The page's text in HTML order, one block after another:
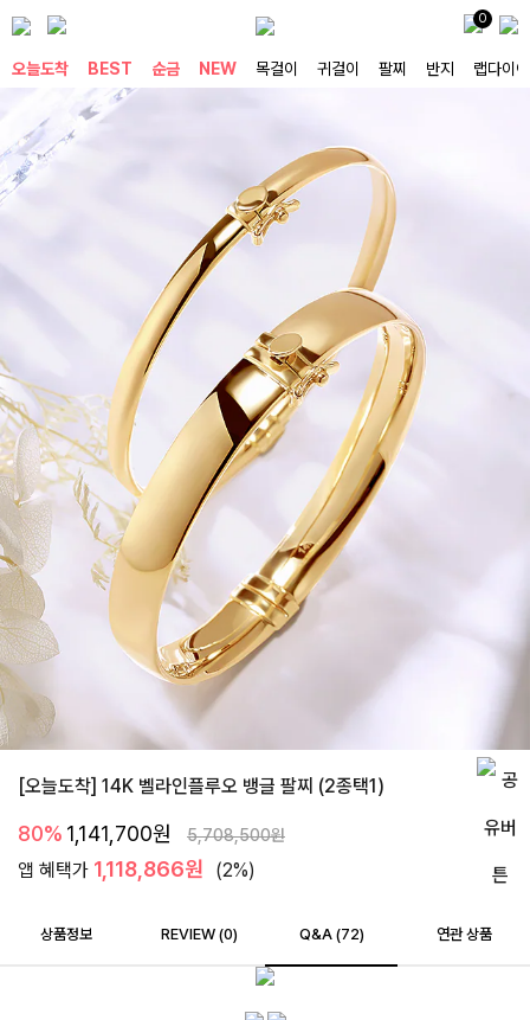
0
오늘도착 BEST 순금 NEW 목걸이 귀걸이 팔찌 반지 랩다이아
[오늘도착] 14K 벨라인플루오 뱅글 팔찌 (2종택1)
80% 1,141,700원 5,708,500원
앱 혜택가 1,118,866원 (2%)
상품정보 REVIEW (0) Q&A (72) 연관 상품